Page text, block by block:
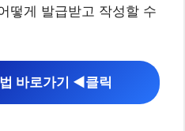
떻게 발급받고 작성할 수
바로가기 ◀︎클릭